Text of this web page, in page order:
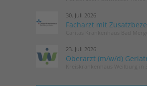
30. Juli 2026
Facharzt mit
23. Juli 2026
Oberarzt (m/w/d)